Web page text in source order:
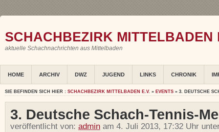
SCHACHBEZIRK MITTELBADEN
aktuelle Schachnachrichten aus Mittelbaden
HOME ARCHIV DWZ JUGEND LINKS CHRONIK
SIE BEFINDEN SICH HIER : SCHACHBEZIRK MITTELBADEN E.V. » EVENTS » 3. DEUTSCHE
3. Deutsche Schach-Tennis-
veröffentlicht von: admin am 4. Juli 2013, 17:32 Uhr